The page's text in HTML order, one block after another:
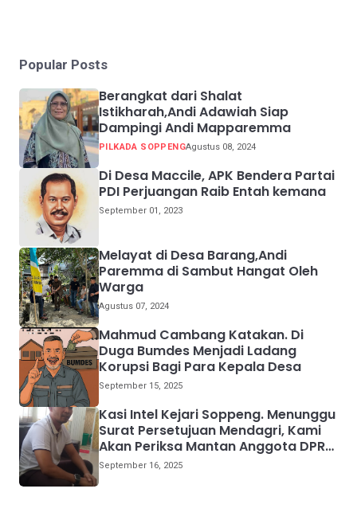
Popular Posts
Berangkat dari Shalat
Istikharah,Andi Adawiah Siap
Dampingi Andi Mapparemma
PILKADA SOPPENGAgustus 08, 2024
Di Desa Maccile, APK Bendera Partai
PDI Perjuangan Raib Entah kemana
September 01, 2023
Melayat di Desa Barang,Andi
Paremma di Sambut Hangat Oleh
Warga
Agustus 07, 2024
Mahmud Cambang Katakan. Di
Duga Bumdes Menjadi Ladang
Korupsi Bagi Para Kepala Desa
September 15, 2025
Kasi Intel Kejari Soppeng. Menunggu
Surat Persetujuan Mendagri, Kami
Akan Periksa Mantan Anggota DPRD
Provinsi Sulsel
September 16, 2025